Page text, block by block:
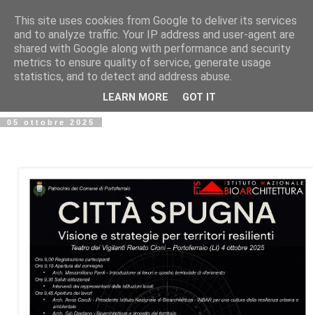
05 ottobre 2025
This site uses cookies from Google to deliver its services
and to analyze traffic. Your IP address and user-agent are
shared with Google along with performance and security
metrics to ensure quality of service, generate usage
statistics, and to detect and address abuse.
LEARN MORE GOT IT